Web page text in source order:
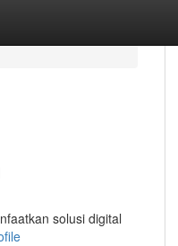
solusi digital